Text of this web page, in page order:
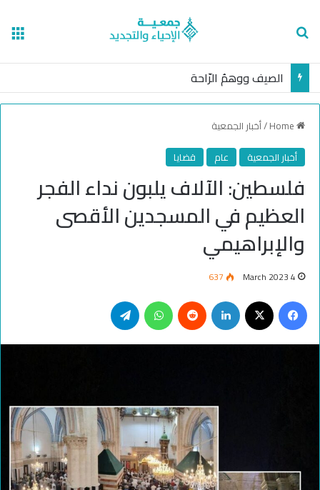
الصيف ووهمُ الرّاحة
/أخبار الجمعية
أخبار الجمعية
عام قضايا
️فلسطين: الآلاف يلبون نداء الفجر
العظيم في المسجدين الأقصى
والإبراهيمي
4 March 2023
637
Facebook
LinkedIn
Reddit
WhatsApp